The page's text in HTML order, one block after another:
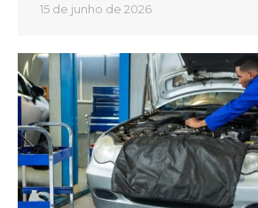
15 de junho de 2026